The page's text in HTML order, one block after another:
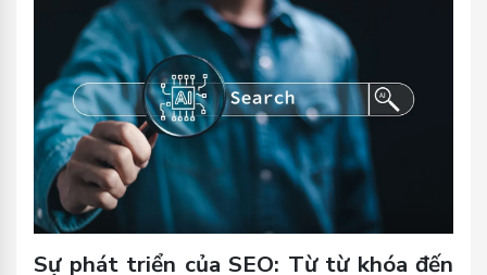
Sự phát triển của SEO: Từ từ khóa đến